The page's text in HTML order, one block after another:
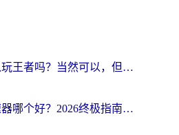
身在国外可以玩王者吗？当然可以，但你需要这份“加速”指南
海外游戏加速器哪个好？2026终极指南帮你畅玩国服+解决卡顿难题